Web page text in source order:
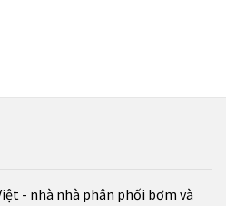
- nhà nhà phân phối bơm và